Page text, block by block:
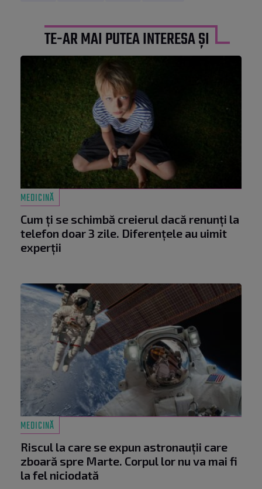
TE-AR MAI PUTEA INTERESA ȘI
MEDICINĂ
Cum ți se schimbă creierul dacă renunți la
telefon doar 3 zile. Diferențele au uimit
experții
MEDICINĂ
Riscul la care se expun astronauții care
zboară spre Marte. Corpul lor nu va mai fi
la fel niciodată